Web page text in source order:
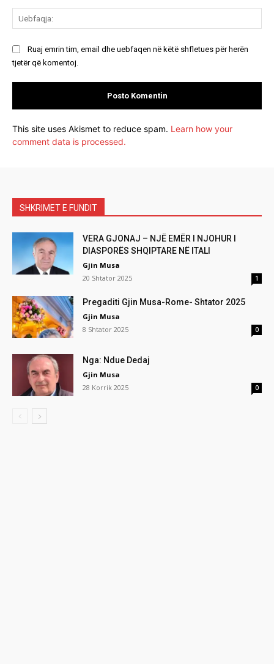
Ruaj emrin tim, email dhe uebfaqen në këtë shfletues për herën
tjetër që komentoj.
This site uses Akismet to reduce spam. Learn how your
comment data is processed.
SHKRIMET E FUNDIT
VERA GJONAJ – NJË EMËR I NJOHUR I
DIASPORËS SHQIPTARE NË ITALI
Gjin Musa
20 Shtator 2025
1
Pregaditi Gjin Musa-Rome- Shtator 2025
Gjin Musa
8 Shtator 2025
0
Nga: Ndue Dedaj
Gjin Musa
28 Korrik 2025
0